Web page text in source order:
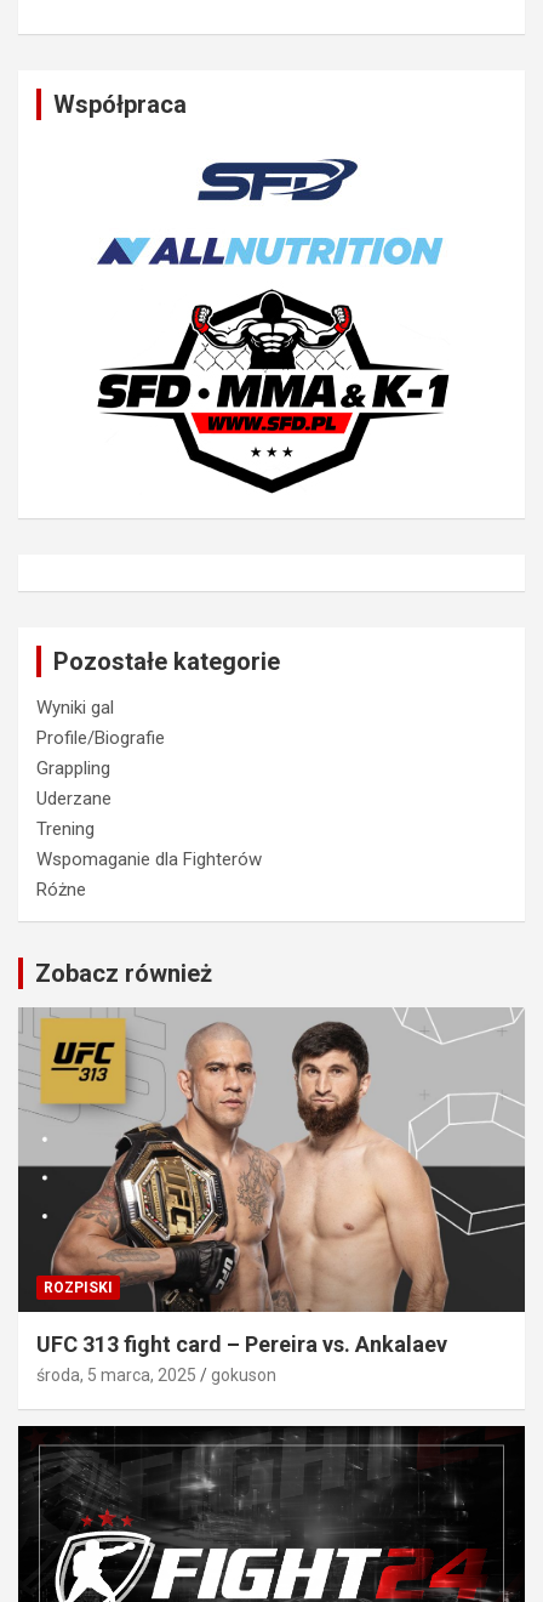
Współpraca
Pozostałe kategorie
Wyniki gal
Profile/Biografie
Grappling
Uderzane
Trening
Wspomaganie dla Fighterów
Różne
Zobacz również
ROZPISKI
UFC 313 fight card – Pereira vs. Ankalaev
środa, 5 marca, 2025 gokuson